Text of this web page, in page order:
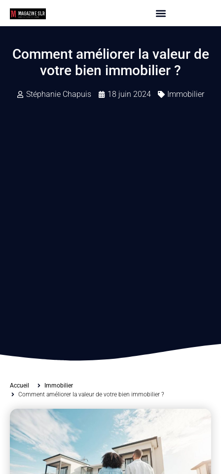
Comment améliorer la valeur de
votre bien immobilier ?
Stéphanie Chapuis 18 juin 2024 Immobilier
Accueil
Immobilier
Comment améliorer la valeur de votre bien immobilier ?